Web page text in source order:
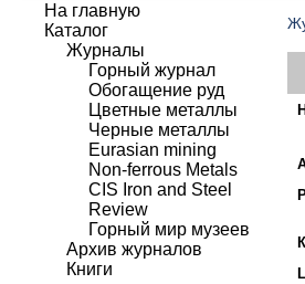
На главную
Каталог
Журналы
Горный журнал
Обогащение руд
Цветные металлы
Черные металлы
Eurasian mining
Non-ferrous Мetals
CIS Iron and Steel
Review
Горный мир музеев
Архив журналов
Книги